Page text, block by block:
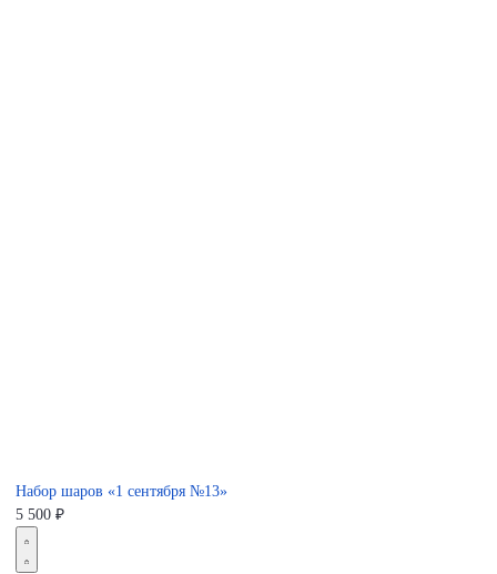
Набор шаров «1 сентября №13»
5 500 ₽